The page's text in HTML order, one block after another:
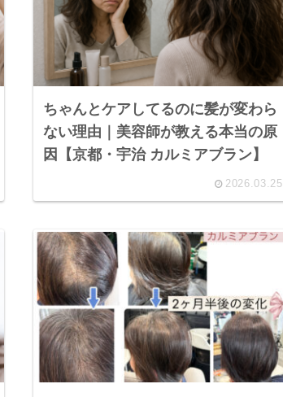
ちゃんとケアしてるのに髪が変わら
ない理由｜美容師が教える本当の原
因【京都・宇治 カルミアブラン】
2026.03.25